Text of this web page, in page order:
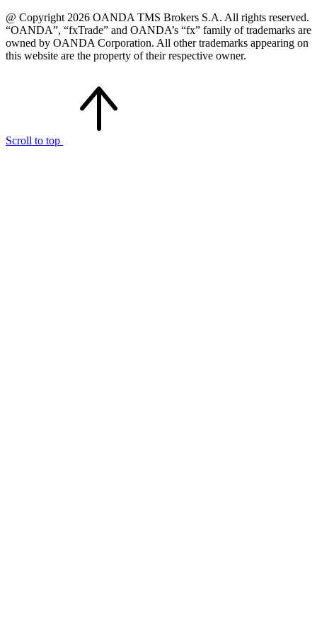
@ Copyright 2026 OANDA TMS Brokers S.A. All rights reserved.
“OANDA”, “fxTrade” and OANDA’s “fx” family of trademarks are
owned by OANDA Corporation. All other trademarks appearing on
this website are the property of their respective owner.
Scroll to top